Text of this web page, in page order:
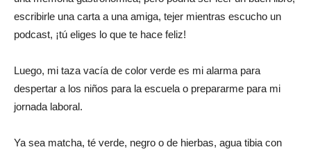
escribirle una carta a una amiga, tejer mientras escucho un
podcast, ¡tú eliges lo que te hace feliz!
Luego, mi taza vacía de color verde es mi alarma para
despertar a los niños para la escuela o prepararme para mi
jornada laboral.
Ya sea matcha, té verde, negro o de hierbas, agua tibia con